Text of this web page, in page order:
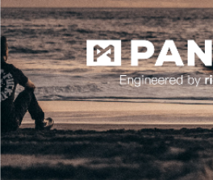
時尚安全兼具的防摔衣褲首選
不論是世界最強韌纖維Dyneema® 、彈力舒適的Cordura® 牛仔布，或是DuPont™ Kevlar®防彈纖維
只為做一件在安全防護上堅持，在外觀上亦不妥協的防摔褲！